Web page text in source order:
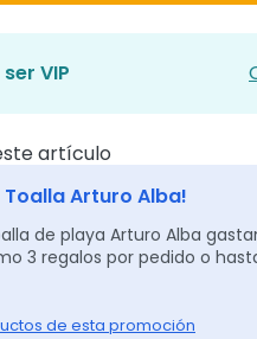
VIP
artículo
Toalla Arturo Alba!
de playa Arturo Alba
3 regalos por pedido o
de esta promoción